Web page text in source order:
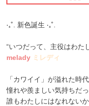
‧₊˚. 新色誕生 ‧₊˚.
“いつだって、主役はわた
melady ミレディ
「カワイイ」が溢れた時
憧れや羨ましい気持ちだ
誰もわたしにはなれないか